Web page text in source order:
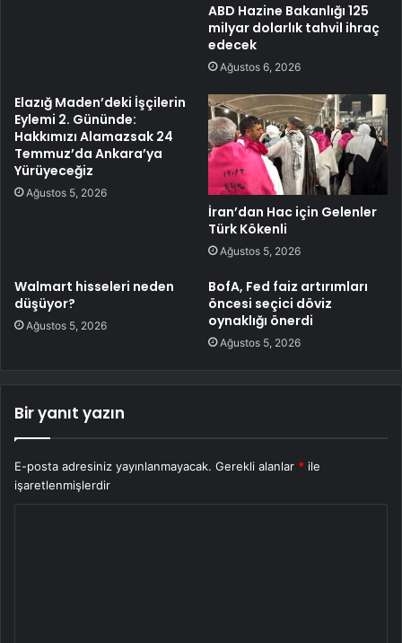
ABD Hazine Bakanlığı 125
milyar dolarlık tahvil ihraç
edecek
Ağustos 6, 2026
Elazığ Maden’deki İşçilerin
Eylemi 2. Gününde:
Hakkımızı Alamazsak 24
Temmuz’da Ankara’ya
Yürüyeceğiz
Ağustos 5, 2026
İran’dan Hac için Gelenler
Türk Kökenli
Ağustos 5, 2026
Walmart hisseleri neden
düşüyor?
Ağustos 5, 2026
BofA, Fed faiz artırımları
öncesi seçici döviz
oynaklığı önerdi
Ağustos 5, 2026
Bir yanıt yazın
E-posta adresiniz yayınlanmayacak. Gerekli alanlar * ile
işaretlenmişlerdir